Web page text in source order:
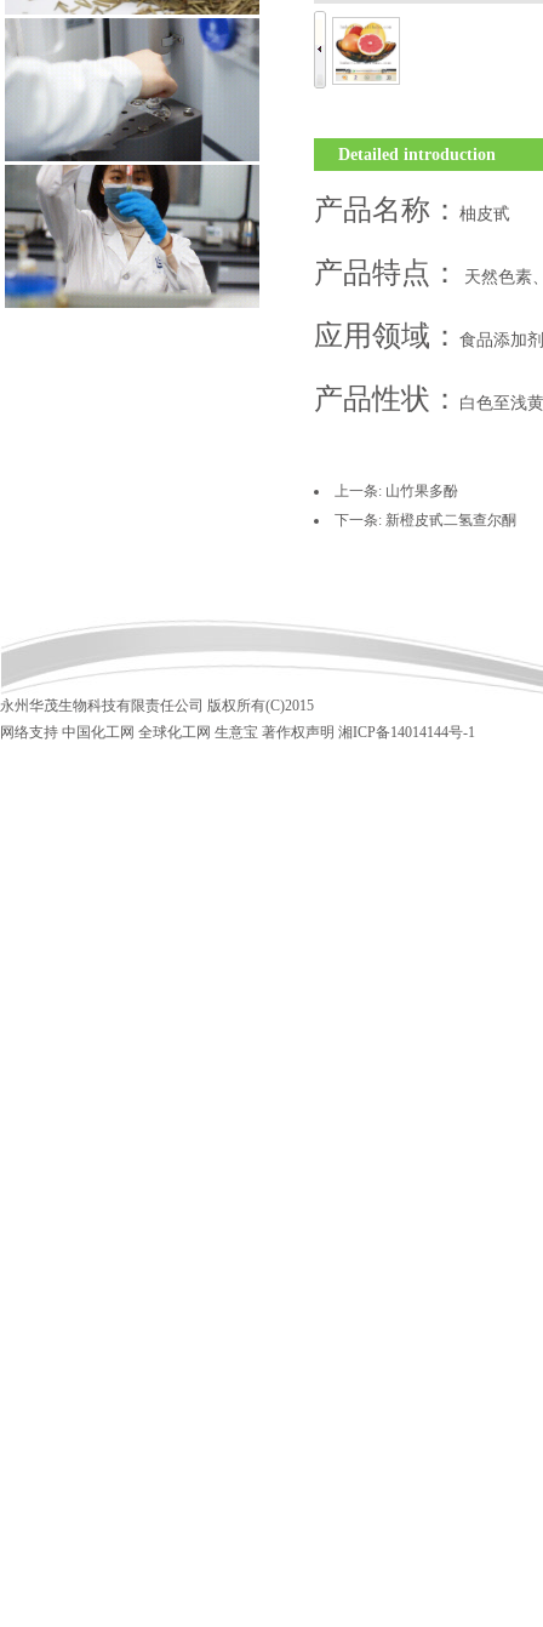
Detailed introduction
产品名称： 柚皮甙
产品特点： 天然色素
应用领域： 食品添加剂
产品性状： 白色至浅
上一条: 山竹果多酚
下一条: 新橙皮甙二氢查尔酮
永州华茂生物科技有限责任公司 版权所有(C)2015
网络支持 中国化工网 全球化工网 生意宝 著作权声明 湘ICP备14014144号-1